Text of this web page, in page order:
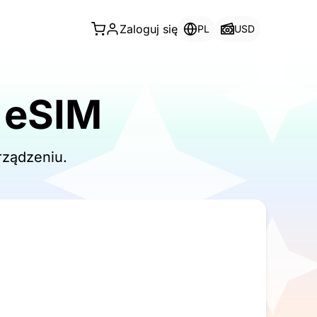
Zaloguj się PL USD